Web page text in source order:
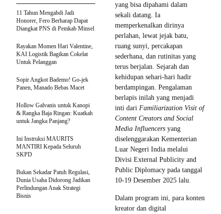
yang bisa dipahami dalam
sekali datang. Ia
memperkenalkan dirinya
perlahan, lewat jejak batu,
ruang sunyi, percakapan
sederhana, dan rutinitas yang
terus berjalan. Sejarah dan
kehidupan sehari-hari hadir
berdampingan. Pengalaman
berlapis inilah yang menjadi
inti dari Familiarization Visit of
Content Creators and Social
Media Influencers yang
diselenggarakan Kementerian
Luar Negeri India melalui
Divisi External Publicity and
Public Diplomacy pada tanggal
10-19 Desember 2025 lalu.
Dalam program ini, para konten
kreator dan digital
11 Tahun Mengabdi Jadi
Honorer, Fero Berharap Dapat
Diangkat PNS di Pemkab Minsel
Rayakan Momen Hari Valentine,
KAI Logistik Bagikan Cokelat
Untuk Pelanggan
Sopir Angkot Bademo! Go-jek
Panen, Manado Bebas Macet
Hollow Galvanis untuk Kanopi
& Rangka Baja Ringan: Kuatkah
untuk Jangka Panjang?
Ini Instruksi MAURITS
MANTIRI Kepada Seluruh
SKPD
Bukan Sekadar Patuh Regulasi,
Dunia Usaha Didorong Jadikan
Perlindungan Anak Strategi
Bisnis